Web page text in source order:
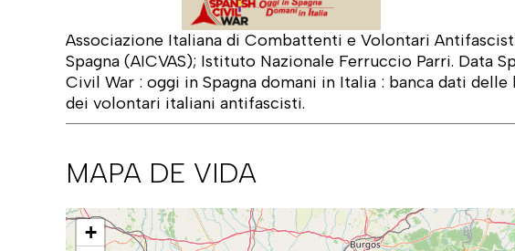
Associazione Italiana di Combattenti e Volontari
Spagna (AICVAS); Istituto Nazionale Ferruccio Parri. Data
Civil War : oggi in Spagna domani in Italia : banca dati delle
dei volontari italiani antifascisti.
MAPA DE VIDA
Mapa
+